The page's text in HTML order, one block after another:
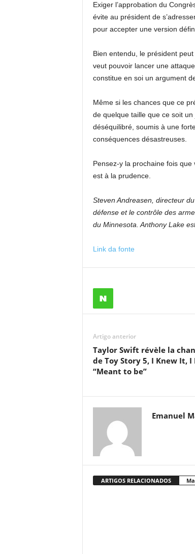
Exiger l’approbation du
évite au président de
pour accepter une version
Bien entendu, le président
veut pouvoir lancer une
constitue en soi un argument
Même si les chances que ce
de quelque taille que ce soit
déséquilibré, soumis à une
conséquences désastreuses.
Pensez-y la prochaine fois
est à la prudence.
Steven Andreasen, directeur
défense et le contrôle des
du Minnesota. Anthony Lake
Link da fonte
Artigo anterior
Taylor Swift révèle la
de Toy Story 5, I Knew It, I
“Meant to be”
Emanuel
ARTIGOS RELACIONADOS